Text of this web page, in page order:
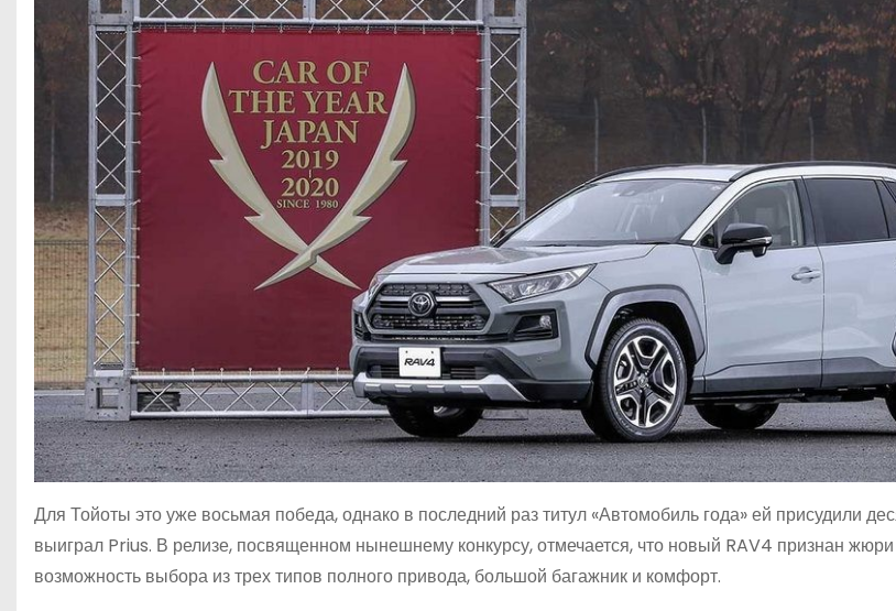
Для Тойоты это уже восьмая победа, однако в последний раз титул «Автомобиль года» ей присудили
выиграл Prius. В релизе, посвященном нынешнему конкурсу, отмечается, что новый RAV4 признан
возможность выбора из трех типов полного привода, большой багажник и комфорт.